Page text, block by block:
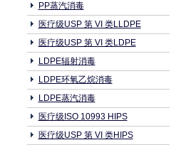
PP蒸汽消毒
医疗级USP 第 VI 类LLDPE
医疗级USP 第 VI 类LDPE
LDPE辐射消毒
LDPE环氧乙烷消毒
LDPE蒸汽消毒
医疗级ISO 10993 HIPS
医疗级USP 第 VI 类HIPS